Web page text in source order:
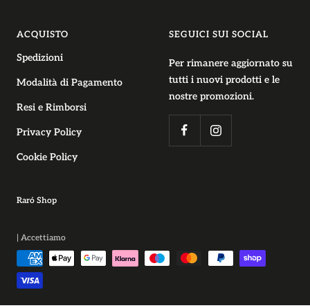
ACQUISTO
Spedizioni
Modalità di Pagamento
Resi e Rimborsi
Privacy Policy
Cookie Policy
SEGUICI SUI SOCIAL
Per rimanere aggiornato su
tutti i nuovi prodotti e le
nostre promozioni.
Raró Shop
| Accettiamo